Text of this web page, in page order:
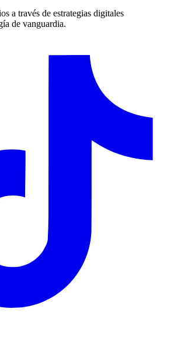
a través de estrategias digitales
de vanguardia.